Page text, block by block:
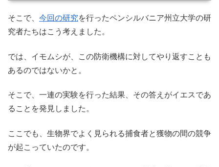
そこで、 今回の研究を行ったペンシルバニア州立大学の研
究者たちはこう考えました。
では、イモムシが、この防衛機構に対してやり返すことも
あるのではないかと。
そこで、一連の実験を行った結果、その答えがイエスであ
ることを発見しました。
ここでも、生物界でよく見られる捕食者と獲物の間の競争
が起こっていたのです。